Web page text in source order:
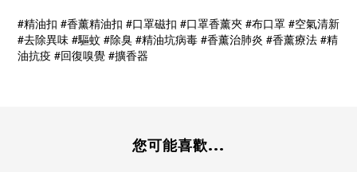
#精油扣 #香薰精油扣 #口罩磁扣 #口罩香薰夾 #布口罩 #空氣清新
#去除異味 #驅蚊 #除臭 #精油坑病毒 #香薰治肺炎 #香薰療法 #精
油抗疫 #回復嗅覺 #擴香器
您可能喜歡...